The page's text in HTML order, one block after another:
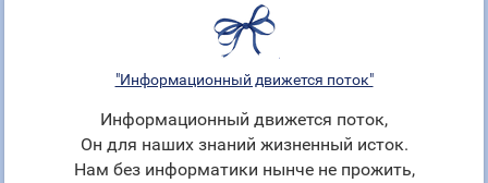
"Информационный движется поток"
Информационный движется поток,
Он для наших знаний жизненный исток.
Нам без информатики нынче не прожить,